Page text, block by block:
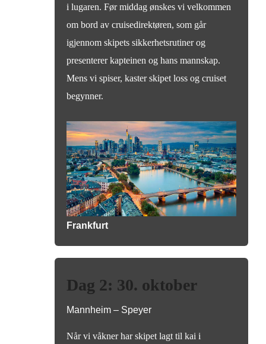
i lugaren. Før middag ønskes vi velkommen
om bord av cruisedirektøren, som går
igjennom skipets sikkerhetsrutiner og
presenterer kapteinen og hans mannskap.
Mens vi spiser, kaster skipet loss og cruiset
begynner.
Frankfurt
Dag 2: 30. oktober
Mannheim – Speyer
Når vi våkner har skipet lagt til kai i